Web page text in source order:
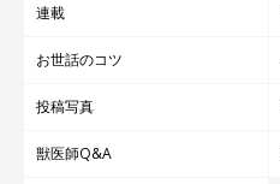
連載
お世話のコツ
投稿写真
獣医師Q&A